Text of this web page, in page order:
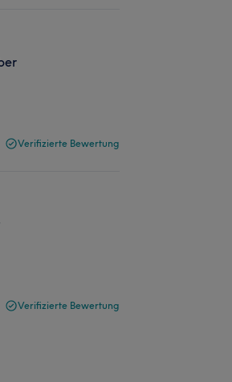
Verifizierte Bewertung
Verifizierte Bewertung